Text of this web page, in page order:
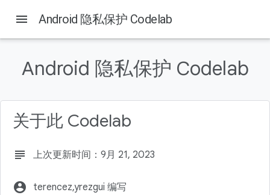
1. 简介
学习内容
所需条件
2. 为什么隐私保护很重要？
menu Android 隐私保护 Codelab
Android 隐私保护 Codelab
关于此 Codelab
subject 上次更新时间：9月 21, 2023
account_circle terencez,yrezgui 编写